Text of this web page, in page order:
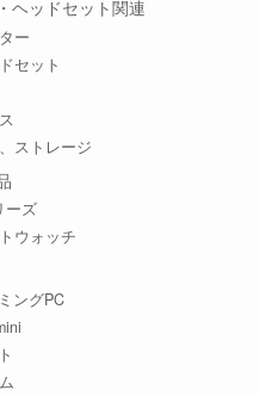
ヘッドセット関連
ー
セット
ストレージ
ーズ
ウォッチ
ングPC